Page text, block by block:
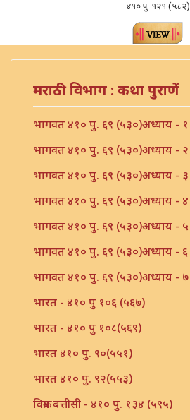
४१० पु. १२१ (५८२)
मराठी विभाग : कथा पुराणें
भागवत ४१० पु. ६९ (५३०)अध्याय - १
भागवत ४१० पु. ६९ (५३०)अध्याय - २
भागवत ४१० पु. ६९ (५३०)अध्याय - ३
भागवत ४१० पु. ६९ (५३०)अध्याय - ४
भागवत ४१० पु. ६९ (५३०)अध्याय - ५
भागवत ४१० पु. ६९ (५३०)अध्याय - ६
भागवत ४१० पु. ६९ (५३०)अध्याय - ७
भारत - ४१० पु १०६ (५६७)
भारत - ४१० पु १०८(५६९)
भारत ४१० पु. ९०(५५१)
भारत ४१० पु. ९२(५५३)
विक्रम बत्तीसी - ४१० पु. १३४ (५९५)